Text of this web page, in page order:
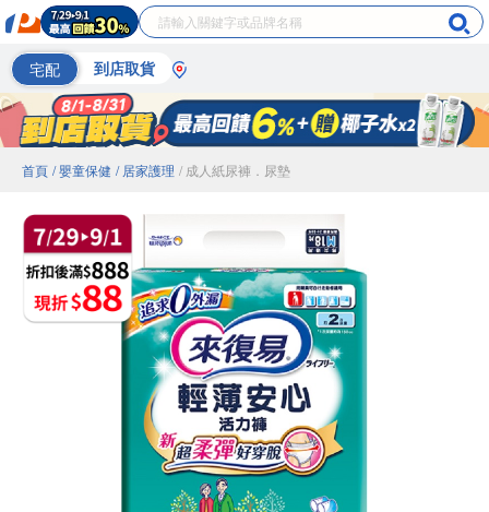
宅配 到店取貨
首頁 / 嬰童保健 / 居家護理 / 成人紙尿褲．尿墊